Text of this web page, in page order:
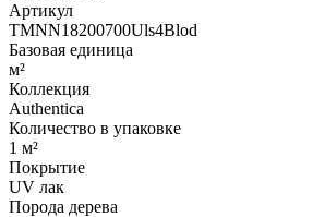
Артикул
TMNN18200700Uls4Blod
Базовая единица
м²
Коллекция
Authentica
Количество в упаковке
1 м²
Покрытие
UV лак
Порода дерева